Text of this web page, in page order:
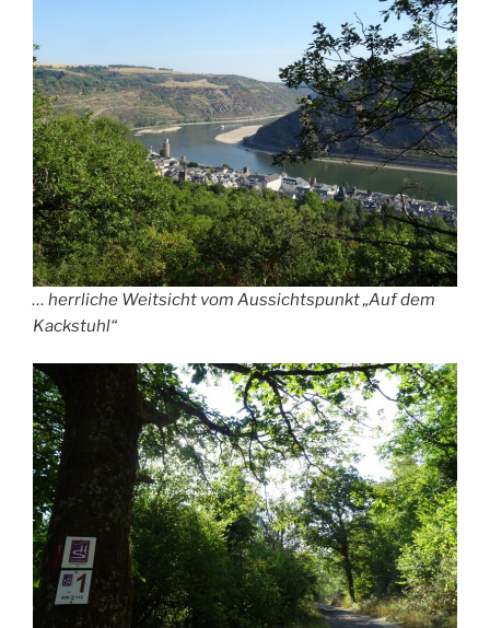
… herrliche Weitsicht vom Aussichtspunkt „Auf dem
Kackstuhl“